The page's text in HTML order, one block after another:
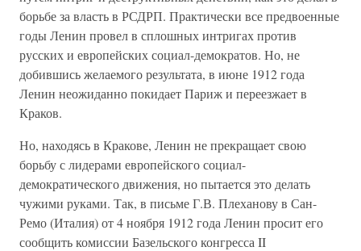
борьбе за власть в РСДРП. Практически все предвоенные
годы Ленин провел в сплошных интригах против
русских и европейских социал-демократов. Но, не
добившись желаемого результата, в июне 1912 года
Ленин неожиданно покидает Париж и переезжает в
Краков.
Но, находясь в Кракове, Ленин не прекращает свою
борьбу с лидерами европейского социал-
демократического движения, но пытается это делать
чужими руками. Так, в письме Г.В. Плеханову в Сан-
Ремо (Италия) от 4 ноября 1912 года Ленин просит его
сообщить комиссии Базельского конгресса II